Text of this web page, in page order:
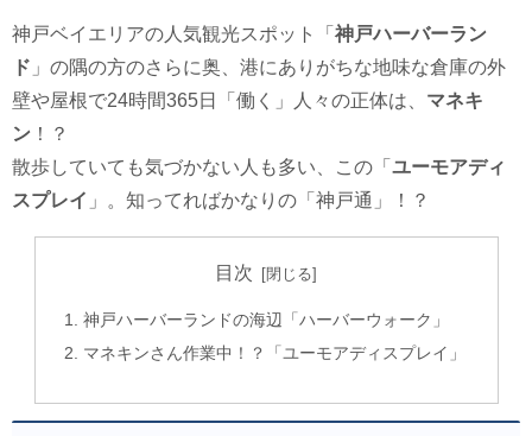
神戸ベイエリアの人気観光スポット「 神戸ハーバーラン
ド 」の隅の方のさらに奥、港にありがちな地味な倉庫の外
壁や屋根で24時間365日「働く」人々の正体は、 マネキ
ン ！？
散歩していても気づかない人も多い、この「 ユーモアディ
スプレイ 」。知ってればかなりの「神戸通」！？
目次
神戸ハーバーランドの海辺「ハーバーウォーク」
マネキンさん作業中！？「ユーモアディスプレイ」